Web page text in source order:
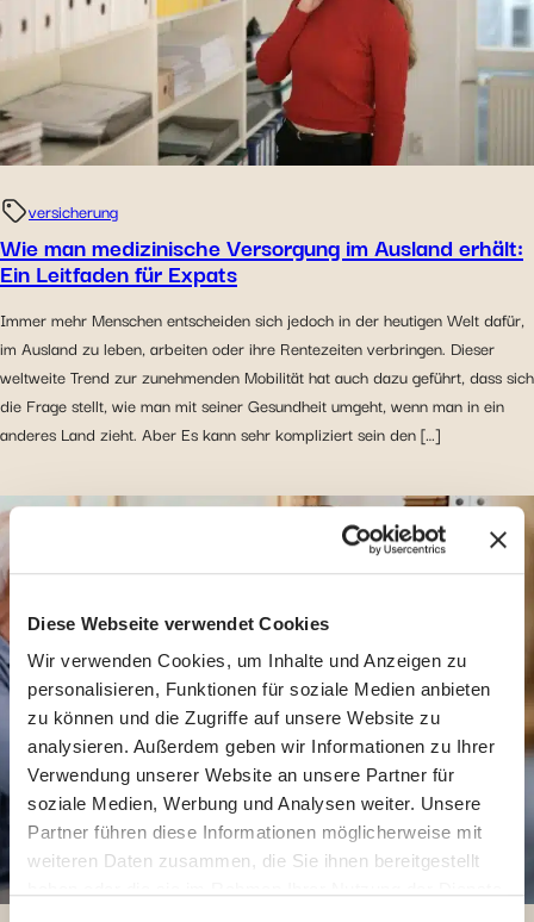
Diese Webseite verwendet Cookies
Wir verwenden Cookies, um Inhalte und Anzeigen zu
personalisieren, Funktionen für soziale Medien anbieten
zu können und die Zugriffe auf unsere Website zu
analysieren. Außerdem geben wir Informationen zu Ihrer
Verwendung unserer Website an unsere Partner für
soziale Medien, Werbung und Analysen weiter. Unsere
Partner führen diese Informationen möglicherweise mit
weiteren Daten zusammen, die Sie ihnen bereitgestellt
versicherung
Wie man medizinische Versorgung im Ausland erhält:
Ein Leitfaden für Expats
Immer mehr Menschen entscheiden sich jedoch in der heutigen Welt dafür,
im Ausland zu leben, arbeiten oder ihre Rentezeiten verbringen. Dieser
weltweite Trend zur zunehmenden Mobilität hat auch dazu geführt, dass sich
die Frage stellt, wie man mit seiner Gesundheit umgeht, wenn man in ein
anderes Land zieht. Aber Es kann sehr kompliziert sein den […]